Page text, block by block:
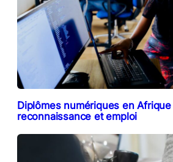
Diplômes numériques en
reconnaissance et emploi